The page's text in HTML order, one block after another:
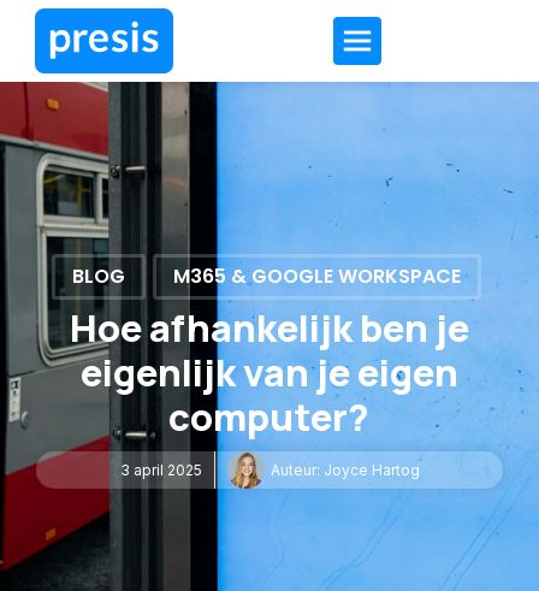
BLOG M365 & GOOGLE WORKSPACE
Hoe afhankelijk ben je
eigenlijk van je eigen
computer?
3 april 2025 Auteur: Joyce Hartog